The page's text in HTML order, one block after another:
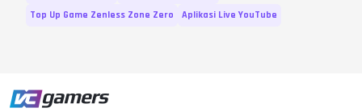
Top Up Game Zenless Zone Zero
Aplikasi Live YouTube